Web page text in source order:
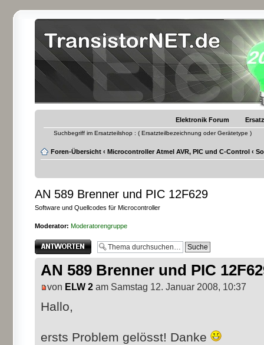
Elektronik Forum
Suchbegriff im Ersatzteilshop : ( Ersatzteilbezeichnung oder Gerätetype )
Foren-Übersicht ‹ Microcontroller Atmel AVR, PIC und C-Control ‹
AN 589 Brenner und PIC 12F629
Software und Quellcodes für Microcontroller
Moderator: Moderatorengruppe
Antwort erstellen
AN 589 Brenner und PIC
von ELW 2 am Samstag 12. Januar 2008, 10:37
Hallo,
ersts Problem gelösst! Danke